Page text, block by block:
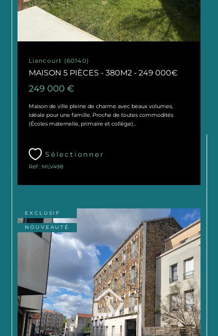
Liancourt (60140)
MAISON 5 PIÈCES - 380M2 - 249 000€
249 000 €
Maison de ville pleine de charme avec beaux volumes,
idéale pour une famille. Proche de toutes commodités
(Écoles maternelle, primaire et collège)...
Sélectionner
Réf : MLV498
EXCLUSIF
NOUVEAUTÉ